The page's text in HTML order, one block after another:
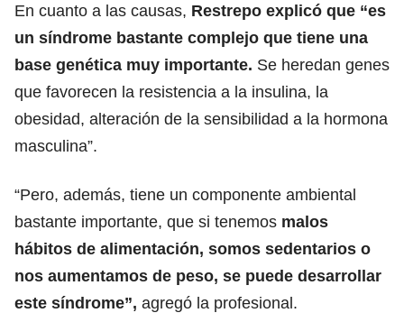
En cuanto a las causas, Restrepo explicó que “es
un síndrome bastante complejo que tiene una
base genética muy importante. Se heredan genes
que favorecen la resistencia a la insulina, la
obesidad, alteración de la sensibilidad a la hormona
masculina”.
“Pero, además, tiene un componente ambiental
bastante importante, que si tenemos malos
hábitos de alimentación, somos sedentarios o
nos aumentamos de peso, se puede desarrollar
este síndrome”, agregó la profesional.